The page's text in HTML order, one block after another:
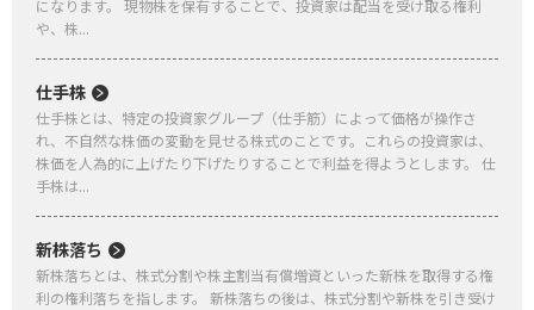
になります。 現物株を保有することで、投資家は配当を受け取る権利
や、株...
仕手株
仕手株とは、特定の投資家グループ（仕手筋）によって価格が操作さ
れ、不自然な株価の変動を見せる株式のことです。これらの投資家は、
株価を人為的に上げたり下げたりすることで利益を得ようとします。 仕
手株は...
新株落ち
新株落ちとは、株式分割や株主割当有償増資といった新株を取得する権
利の権利落ちを指します。 新株落ちの後は、株式分割や新株を引き受け